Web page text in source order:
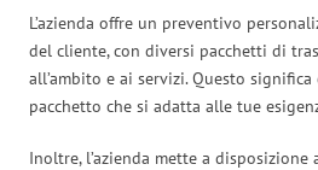
L’azienda offre un preventivo
del cliente, con diversi pacchetti di
all’ambito e ai servizi. Questo
pacchetto che si adatta alle tue
Inoltre, l’azienda mette a